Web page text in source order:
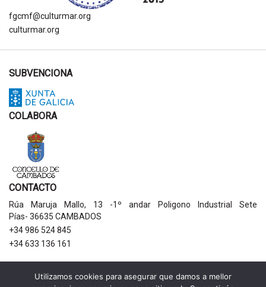
fgcmf@culturmar.org
culturmar.org
SUBVENCIONA
COLABORA
CONTACTO
Rúa Maruja Mallo, 13 -1º andar Poligono Industrial Sete
Pías- 36635 CAMBADOS
+34 986 524 845
+34 633 136 161
AVISOS LEGAIS
Utilizamos cookies para asegurar que damos a mellor